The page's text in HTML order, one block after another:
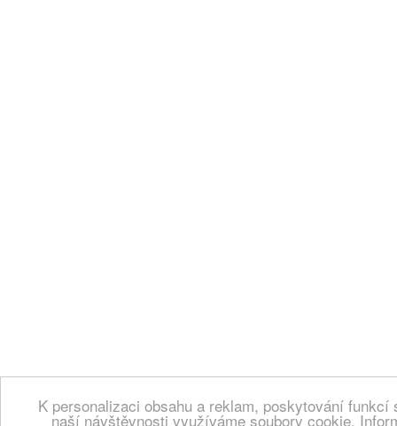
K personalizaci obsahu a reklam, poskytování
naší návštěvnosti využíváme soubory cookie.